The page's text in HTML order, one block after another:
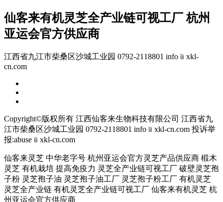
仙客来有机灵芝全产业链可视工厂 杭州
亚运会官方供应商
江西省九江市柴桑区沙城工业园 0792-2118801 info﹫xkl-
cn.com
Copyright©版权所有 江西仙客来生物科技有限公司 江西省九
江市柴桑区沙城工业园 0792-2118801 info﹫xkl-cn.com 投诉举
报:abuse﹫xkl-cn.com
仙客来灵芝 中华老字号 杭州亚运会官方灵芝产品供应商 椴木
灵芝 有机栽培 提高免疫力 灵芝全产业链可视工厂 破壁灵芝孢
子粉 灵芝孢子油 灵芝孢子油工厂 灵芝孢子粉工厂 有机灵芝
灵芝全产业链 有机灵芝全产业链可视工厂 仙客来有机灵芝 杭
州亚运会官方供应商